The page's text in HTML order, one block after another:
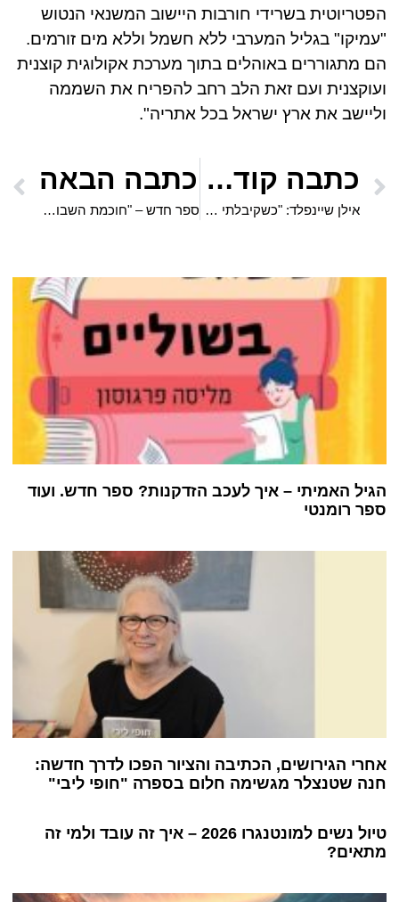
הפטריוטית בשרידי חורבות היישוב המשנאי הנטוש
"עמיקו" בגליל המערבי ללא חשמל וללא מים זורמים.
הם מתגוררים באוהלים בתוך מערכת אקולוגית קוצנית
ועוקצנית ועם זאת הלב רחב להפריח את השממה
וליישב את ארץ ישראל בכל אתריה".
כתבה קודמת
אילן שיינפלד: "כשקיבלתי את כתב-היד של סִפרהּ של מירה קדוש, הבנתי מיד שלפניי משוררת גדולה"
כתבה הבאה
ספר חדש – "חוכמת השבוע – כלים לצמיחה אישית" העוסק בפיתוח מנהיגות אישית בעזרת כלי ה-NLP
הגיל האמיתי – איך לעכב הזדקנות? ספר חדש. ועוד
ספר רומנטי
אחרי הגירושים, הכתיבה והציור הפכו לדרך חדשה:
חנה שטנצלר מגשימה חלום בספרה "חופי ליבי"
טיול נשים למונטנגרו 2026 – איך זה עובד ולמי זה
מתאים?